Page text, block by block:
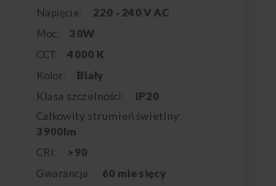
Napięcie:
220 - 240 V AC
Moc:
30W
CCT:
4000 K
Kolor:
Biały
Klasa szczelności:
IP20
Całkowity strumień świetlny:
3900lm
CRI:
>90
Gwarancja:
60 miesięcy